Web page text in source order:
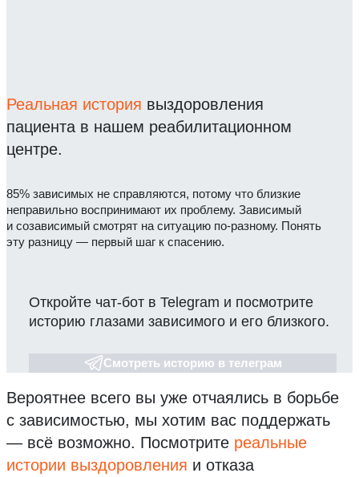
Реальная история выздоровления
пациента в нашем реабилитационном
центре.
85% зависимых не справляются, потому что близкие
неправильно воспринимают их проблему. Зависимый
и созависимый смотрят на ситуацию по-разному. Понять
эту разницу — первый шаг к спасению.
Откройте чат-бот в Telegram и посмотрите
историю глазами зависимого и его близкого.
Смотреть историю в телеграм
Вероятнее всего вы уже отчаялись в борьбе
с зависимостью, мы хотим вас поддержать
— всё возможно. Посмотрите реальные
истории выздоровления и отказа